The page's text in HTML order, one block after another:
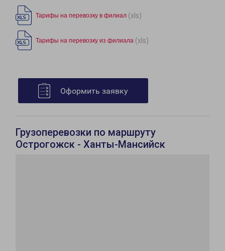
Тарифы на перевозку в филиал (xls)
Тарифы на перевозку из филиала (xls)
Оформить заявку
Грузоперевозки по маршруту
Острогожск - Ханты-Мансийск